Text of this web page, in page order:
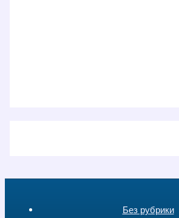
Без рубрики